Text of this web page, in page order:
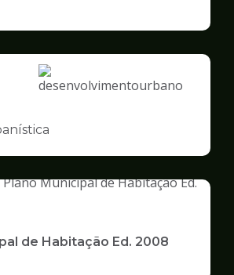
Ilustração
Desenvolvimento
Urbano
de Habitação Ed. 2008